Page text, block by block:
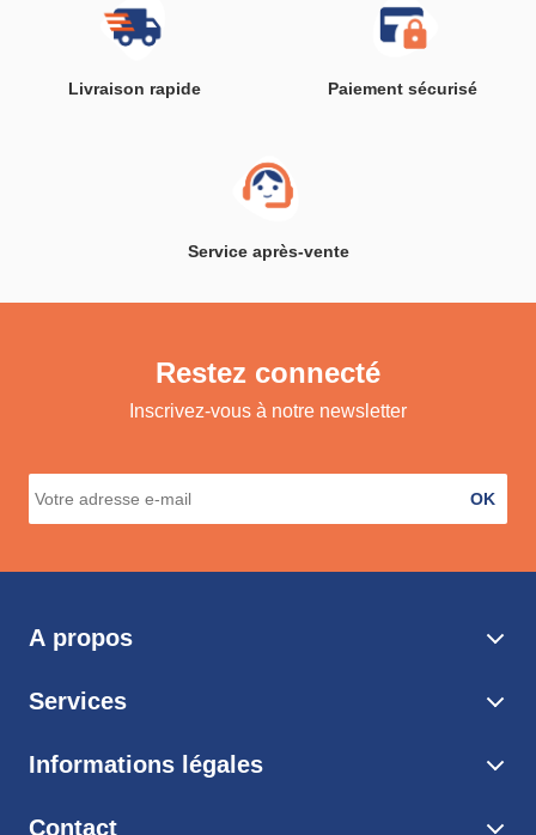
Livraison rapide Paiement sécurisé
Service après-vente
Restez connecté
Inscrivez-vous à notre newsletter
OK
A propos
Services
Informations légales
Contact